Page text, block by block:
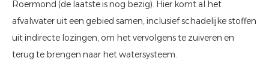
Roermond (de laatste is nog bezig). Hier komt al het
afvalwater uit een gebied samen, inclusief schadelijke stoffen
uit indirecte lozingen, om het vervolgens te zuiveren en
terug te brengen naar het watersysteem.